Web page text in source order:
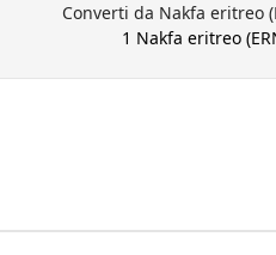
Converti da Nakfa eritreo
1 Nakfa eritreo(